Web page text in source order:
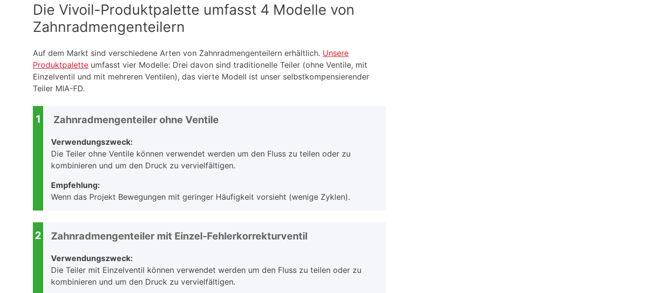
Die Vivoil-Produktpalette umfasst 4 Modelle von
Zahnradmengenteilern
Auf dem Markt sind verschiedene Arten von Zahnradmengenteilern erhältlich. Unsere
Produktpalette umfasst vier Modelle: Drei davon sind traditionelle Teiler (ohne Ventile, mit
Einzelventil und mit mehreren Ventilen), das vierte Modell ist unser selbstkompensierender
Teiler MIA-FD.
1 Zahnradmengenteiler ohne Ventile
Verwendungszweck:
Die Teiler ohne Ventile können verwendet werden um den Fluss zu teilen oder zu
kombinieren und um den Druck zu vervielfältigen.
Empfehlung:
Wenn das Projekt Bewegungen mit geringer Häufigkeit vorsieht (wenige Zyklen).
2 Zahnradmengenteiler mit Einzel-Fehlerkorrekturventil
Verwendungszweck:
Die Teiler mit Einzelventil können verwendet werden um den Fluss zu teilen oder zu
kombinieren und um den Druck zu vervielfältigen.